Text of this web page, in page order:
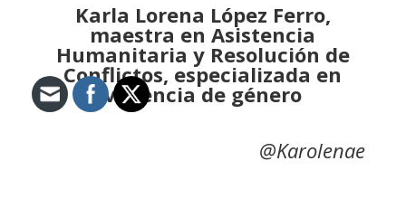
Karla Lorena López Ferro,
maestra en Asistencia
Humanitaria y Resolución de
Conflictos, especializada en
violencia de género
@Karolenae